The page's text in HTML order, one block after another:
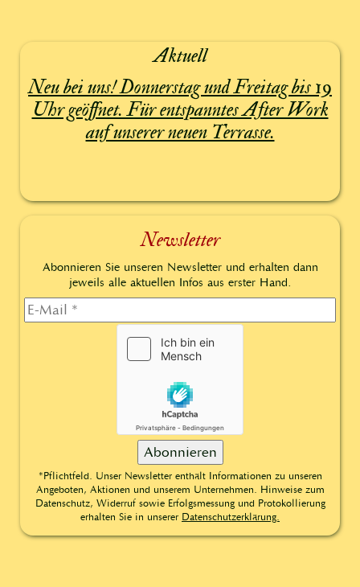
Aktuell
Neu bei uns! Donnerstag und Freitag bis 19
Uhr geöffnet. Für entspanntes After Work
auf unserer neuen Terrasse.
Newsletter
Abonnieren Sie unseren Newsletter und erhalten dann
jeweils alle aktuellen Infos aus erster Hand.
*Pflichtfeld. Unser Newsletter enthält Informationen zu unseren
Angeboten, Aktionen und unserem Unternehmen. Hinweise zum
Datenschutz, Widerruf sowie Erfolgsmessung und Protokollierung
erhalten Sie in unserer Datenschutzerklärung.